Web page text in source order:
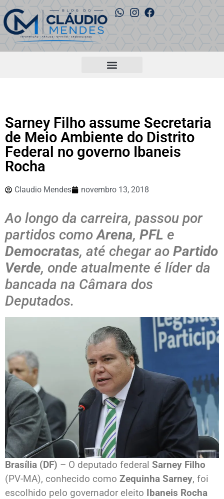
Sarney Filho assume Secretaria
de Meio Ambiente do Distrito
Federal no governo Ibaneis
Rocha
Claudio Mendes novembro 13, 2018
Ao longo da carreira, passou por
partidos comoArena, PFL e
Democratas, até chegar ao Partido
Verde, onde atualmente é líder da
bancada na Câmara dos
Deputados.
Brasília (DF) – O deputado federal Sarney Filho
(PV-MA), conhecido como Zequinha Sarney, foi
escolhido pelo governador eleito Ibaneis Rocha